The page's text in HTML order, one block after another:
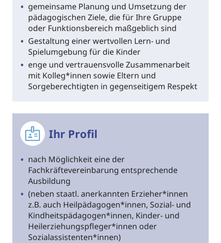
gemeinsame Planung und Umsetzung der
pädagogischen Ziele, die für Ihre Gruppe
oder Funktionsbereich maßgeblich sind
Gestaltung einer wertvollen Lern- und
Spielumgebung für die Kinder
enge und vertrauensvolle Zusammenarbeit
mit Kolleg*innen sowie Eltern und
Sorgeberechtigten in gegenseitigem Respekt
Ihr Profil
nach Möglichkeit eine der
Fachkräftevereinbarung entsprechende
Ausbildung
(neben staatl. anerkannten Erzieher*innen
z.B. auch Heilpädagogen*innen, Sozial- und
Kindheitspädagogen*innen, Kinder- und
Heilerziehungspfleger*innen oder
Sozialassistenten*innen)